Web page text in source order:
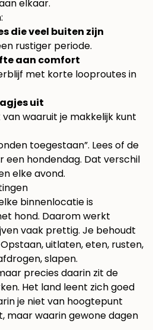
elkaar.
die veel buiten zijn
rustiger periode.
aan comfort
met korte looproutes in
uit
waaruit je makkelijk kunt
toegestaan”. Lees of de
een hondendag. Dat verschil
elke avond.
binnenlocatie is
hond. Daarom werkt
vaak prettig. Je behoudt
uitlaten, eten, rusten,
slapen.
precies daarin zit de
Het land leent zich goed
je niet van hoogtepunt
maar waarin gewone dagen